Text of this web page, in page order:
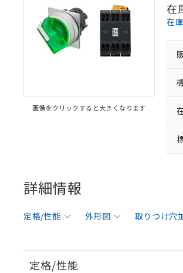
画像をクリックすると大きくなります
在
在
詳細情報
定格/性能 外形図 取りつけ穴
定格/性能